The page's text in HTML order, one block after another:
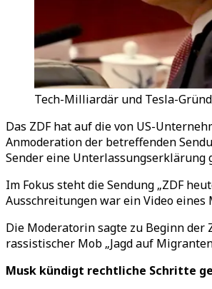
Tech-Milliardär und Tesla-
Das ZDF hat auf die von US-
Anmoderation der betreffenden
Sender eine Unterlassungserklärung
Im Fokus steht die Sendung „ZDF
Ausschreitungen war ein Video
Die Moderatorin sagte zu Beginn der
rassistischer Mob „Jagd auf
Musk kündigt rechtliche Schritte